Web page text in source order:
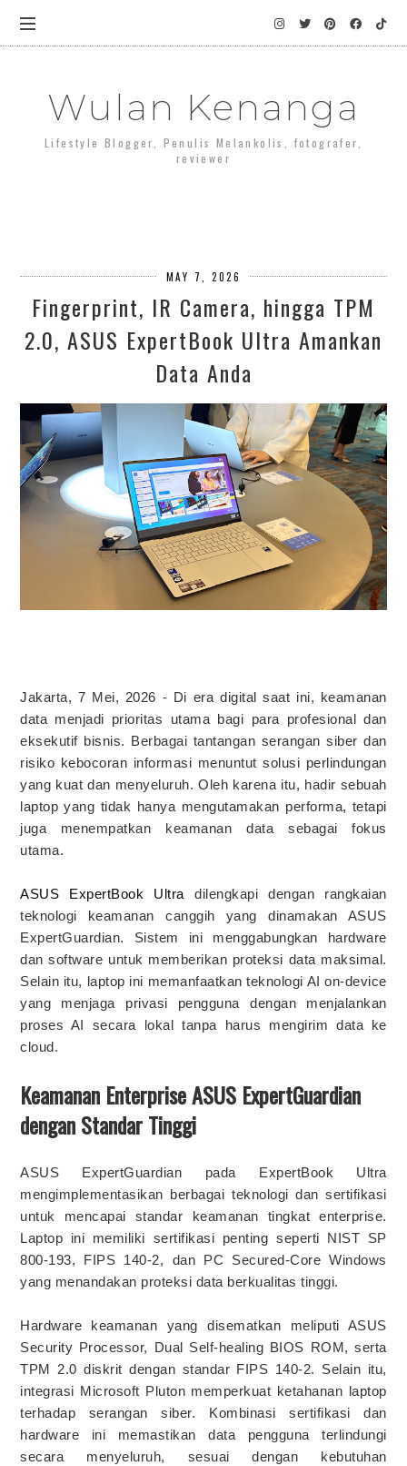
Wulan Kenanga
Lifestyle Blogger, Penulis Melankolis, fotografer,
reviewer
MAY 7, 2026
Fingerprint, IR Camera, hingga TPM
2.0, ASUS ExpertBook Ultra Amankan
Data Anda
Jakarta, 7 Mei, 2026 - Di era digital saat ini, keamanan
data menjadi prioritas utama bagi para profesional dan
eksekutif bisnis. Berbagai tantangan serangan siber dan
risiko kebocoran informasi menuntut solusi perlindungan
yang kuat dan menyeluruh. Oleh karena itu, hadir sebuah
laptop yang tidak hanya mengutamakan performa, tetapi
juga menempatkan keamanan data sebagai fokus
utama.
ASUS ExpertBook Ultra dilengkapi dengan rangkaian
teknologi keamanan canggih yang dinamakan ASUS
ExpertGuardian. Sistem ini menggabungkan hardware
dan software untuk memberikan proteksi data maksimal.
Selain itu, laptop ini memanfaatkan teknologi AI on-device
yang menjaga privasi pengguna dengan menjalankan
proses AI secara lokal tanpa harus mengirim data ke
cloud.
Keamanan Enterprise ASUS ExpertGuardian
dengan Standar Tinggi
ASUS ExpertGuardian pada ExpertBook Ultra
mengimplementasikan berbagai teknologi dan sertifikasi
untuk mencapai standar keamanan tingkat enterprise.
Laptop ini memiliki sertifikasi penting seperti NIST SP
800-193, FIPS 140-2, dan PC Secured-Core Windows
yang menandakan proteksi data berkualitas tinggi.
Hardware keamanan yang disematkan meliputi ASUS
Security Processor, Dual Self-healing BIOS ROM, serta
TPM 2.0 diskrit dengan standar FIPS 140-2. Selain itu,
integrasi Microsoft Pluton memperkuat ketahanan laptop
terhadap serangan siber. Kombinasi sertifikasi dan
hardware ini memastikan data pengguna terlindungi
secara menyeluruh, sesuai dengan kebutuhan